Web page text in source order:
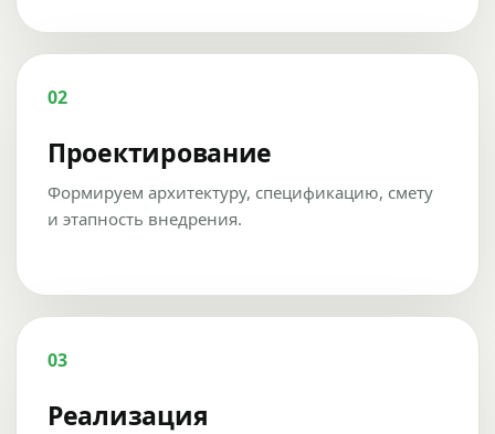
02
Проектирование
Формируем архитектуру, спецификацию, смету
и этапность внедрения.
03
Реализация